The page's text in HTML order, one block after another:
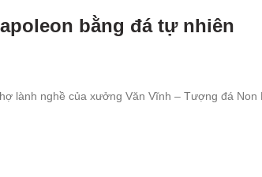
bằng đá tự nhiên
lành nghề của xưởng Văn Vĩnh – Tượng đá Non